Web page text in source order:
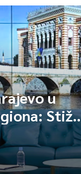
u
Stižu